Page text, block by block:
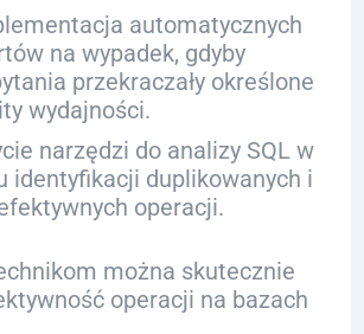
automatycznych
na wypadek, gdyby
przekraczały określone
wydajności.
narzędzi do analizy SQL w
identyfikacji duplikowanych i
operacji.
można skutecznie
operacji na bazach